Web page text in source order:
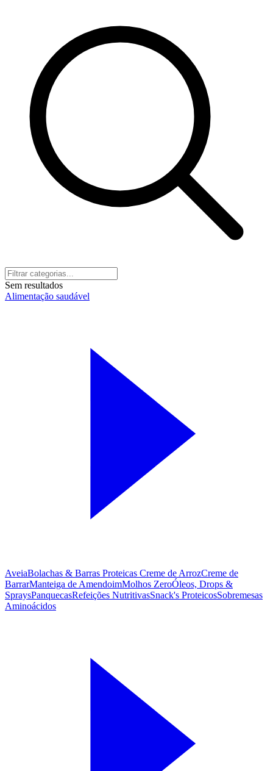
Sem resultados
Alimentação saudável
AveiaBolachas & Barras Proteicas Creme de ArrozCreme de
BarrarManteiga de AmendoimMolhos ZeroÓleos, Drops &
SpraysPanquecasRefeições NutritivasSnack's ProteicosSobremesas
Aminoácidos